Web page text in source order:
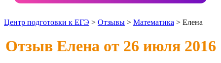
Центр подготовки к ЕГЭ > Отзывы > Математика > Елена
Отзыв Елена от 26 июля 2016